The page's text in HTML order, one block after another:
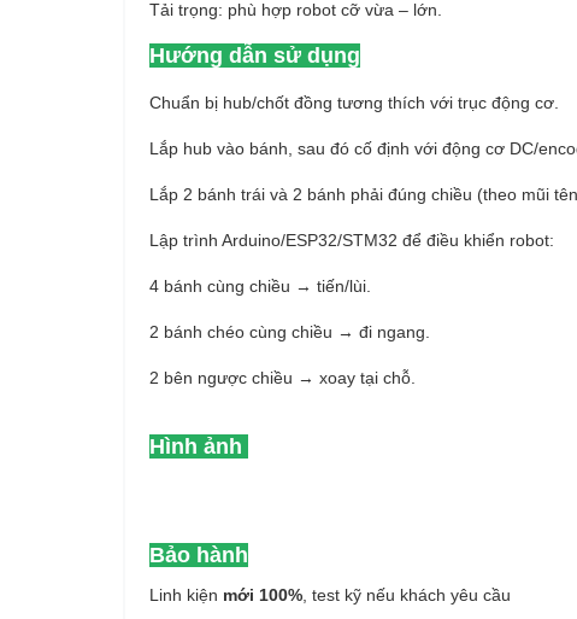
Tải trọng: phù hợp robot cỡ vừa – lớn.
Hướng dẫn sử dụng
Chuẩn bị hub/chốt đồng tương thích với trục động cơ.
Lắp hub vào bánh, sau đó cố định với động cơ DC/
Lắp 2 bánh trái và 2 bánh phải đúng chiều (theo mũi
Lập trình Arduino/ESP32/STM32 để điều khiển robot:
4 bánh cùng chiều → tiến/lùi.
2 bánh chéo cùng chiều → đi ngang.
2 bên ngược chiều → xoay tại chỗ.
Hình ảnh
Bảo hành
Linh kiện mới 100% , test kỹ nếu khách yêu cầu